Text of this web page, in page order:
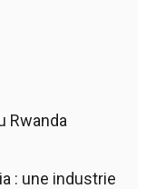
Rwanda
: une industrie